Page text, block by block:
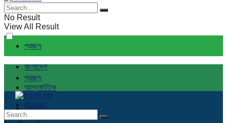
No Result
View All Result
প্রচ্ছদ
বাংলাদেশ
আন্তর্জাতিক
রাজনীতি
প্রচ্ছদ
বাংলাদেশ